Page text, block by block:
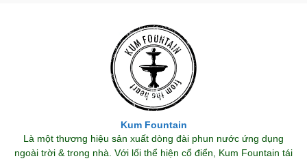
Kum Fountain
Là một thương hiệu sản xuất dòng đài phun nước ứng dụng
ngoài trời & trong nhà. Với lối thể hiện cổ điển, Kum Fountain tái